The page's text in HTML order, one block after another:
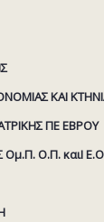
ΚΑΙ
ΠΕ ΕΒΡΟΥ
Ο.Π. καιΙ